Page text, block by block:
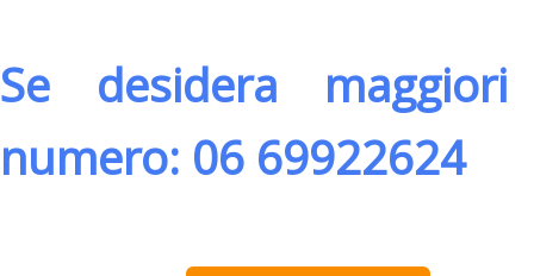
Se desidera
numero: 06 69922624